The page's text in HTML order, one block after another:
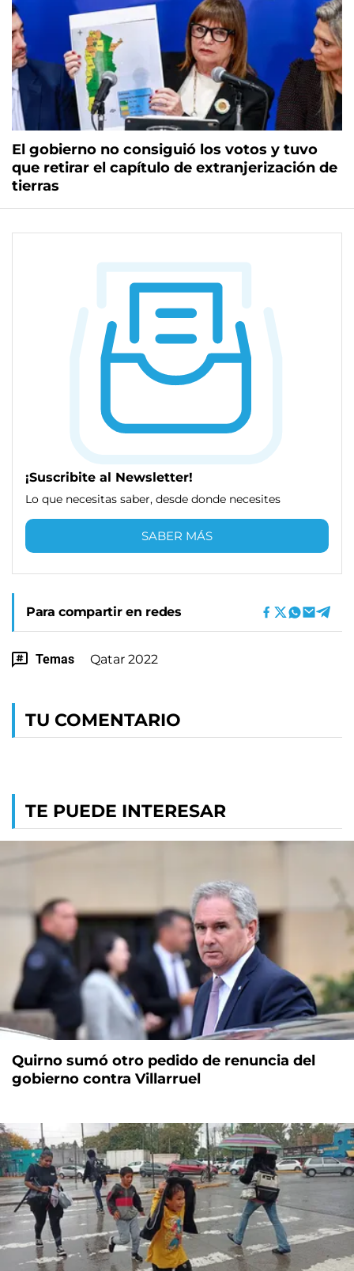
El gobierno no consiguió los votos y tuvo
que retirar el capítulo de extranjerización de
tierras
¡Suscribite al Newsletter!
Lo que necesitas saber, desde donde necesites
SABER MÁS
Para compartir en redes
Temas Qatar 2022
TU COMENTARIO
TE PUEDE INTERESAR
Quirno sumó otro pedido de renuncia del
gobierno contra Villarruel